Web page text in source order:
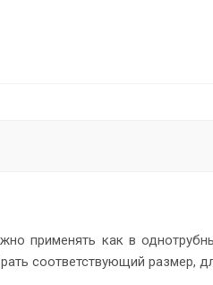
применять как в
соответствующий размер,